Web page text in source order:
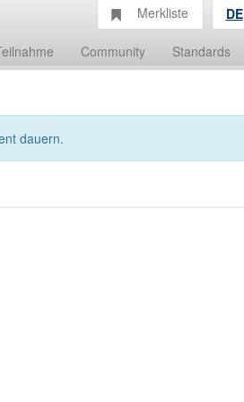
Community Standards
Merkliste DE
dauern.